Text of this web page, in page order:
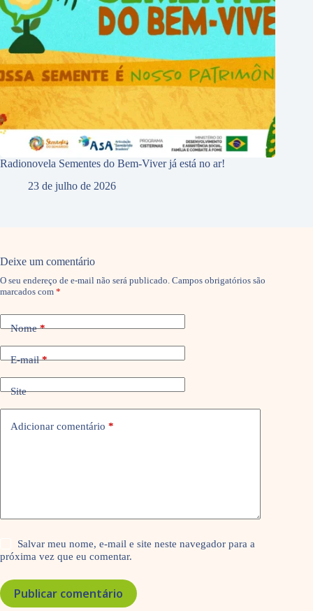
Radionovela Sementes do Bem-Viver já está no ar!
23 de julho de 2026
Deixe um comentário
O seu endereço de e-mail não será publicado. Campos obrigatórios são
marcados com *
Nome*
E-mail*
Site
Adicionar comentário *
Salvar meu nome, e-mail e site neste navegador para a
próxima vez que eu comentar.
Publicar comentário